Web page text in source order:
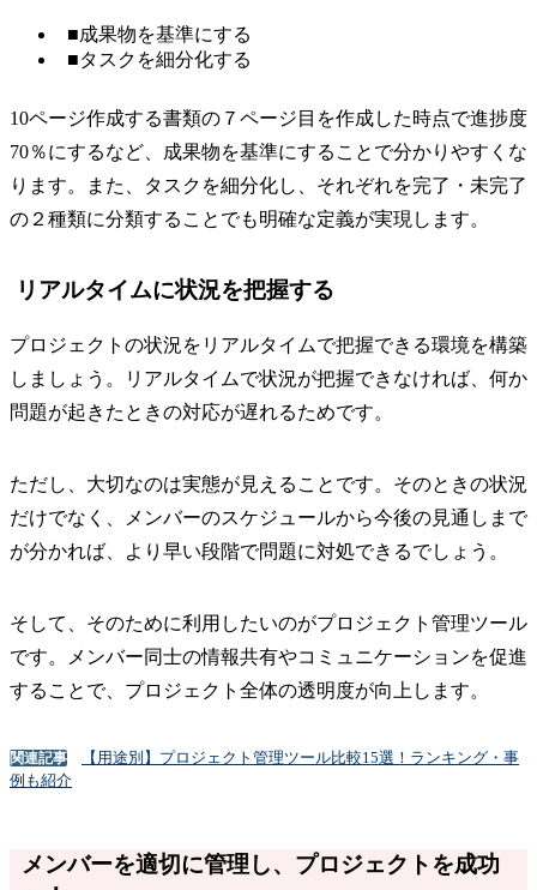
■成果物を基準にする
■タスクを細分化する
10ページ作成する書類の７ページ目を作成した時点で進捗度
70％にするなど、成果物を基準にすることで分かりやすくな
ります。また、タスクを細分化し、それぞれを完了・未完了
の２種類に分類することでも明確な定義が実現します。
リアルタイムに状況を把握する
プロジェクトの状況をリアルタイムで把握できる環境を構築
しましょう。リアルタイムで状況が把握できなければ、何か
問題が起きたときの対応が遅れるためです。
ただし、大切なのは実態が見えることです。そのときの状況
だけでなく、メンバーのスケジュールから今後の見通しまで
が分かれば、より早い段階で問題に対処できるでしょう。
そして、そのために利用したいのがプロジェクト管理ツール
です。メンバー同士の情報共有やコミュニケーションを促進
することで、プロジェクト全体の透明度が向上します。
関連記事
【用途別】プロジェクト管理ツール比較15選！ランキング・事
例も紹介
メンバーを適切に管理し、プロジェクトを成功